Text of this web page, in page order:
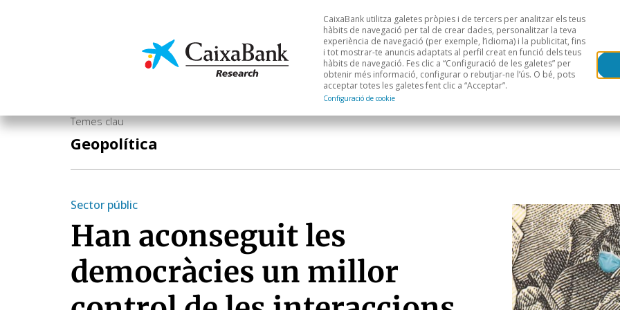
Economia i mercats Anàlisi sectorial Àrees geogràfiques
CaixaBank utilitza galetes pròpies i de tercers per analitzar els teus
hàbits de navegació per tal de crear dades, personalitzar la teva
experiència de navegació (per exemple, l’idioma) i la publicitat, fins
i tot mostrar-te anuncis adaptats al perfil creat en funció dels teus
hàbits de navegació. Fes clic a “Configuració de les galetes” per
obtenir més informació, configurar o rebutjar-ne l’ús. O bé, pots
acceptar totes les galetes fent clic a “Acceptar”.
Configuració de cookie
Temes clau
Geopolítica
Sector públic
Han aconseguit les
democràcies un millor